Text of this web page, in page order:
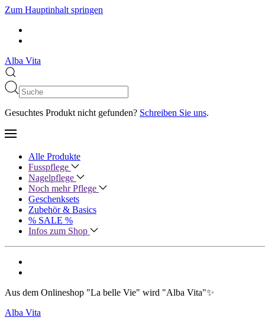
Zum Hauptinhalt springen
Alba Vita
Gesuchtes Produkt nicht gefunden? Schreiben Sie uns.
Alle Produkte
Fusspflege
Nagelpflege
Noch mehr Pflege
Geschenksets
Zubehör & Basics
% SALE %
Infos zum Shop
Aus dem Onlineshop "La belle Vie" wird "Alba Vita"✨
Alba Vita